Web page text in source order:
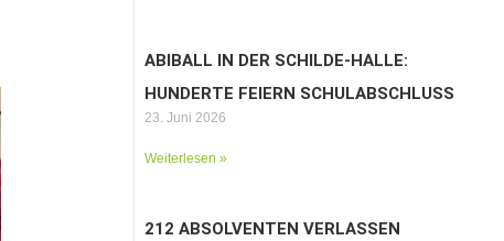
ABIBALL IN DER SCHILDE-HALLE:
HUNDERTE FEIERN SCHULABSCHLUSS
23. Juni 2026
Weiterlesen »
212 ABSOLVENTEN VERLASSEN